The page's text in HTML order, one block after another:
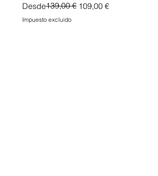
Desde
Precio139,00 € 109,00 €
Precio de oferta
Impuesto excluido